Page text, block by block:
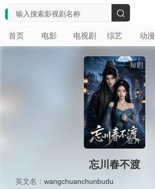
首页 电影 电视剧 综艺 动漫
搜
索
短剧
正片
忘川春不渡
英文名： wangchuanchunbudu